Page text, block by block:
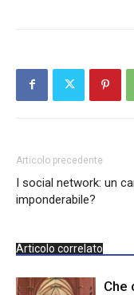
Articolo precedente
I social network: un
imponderabile?
Articolo correlato
Che